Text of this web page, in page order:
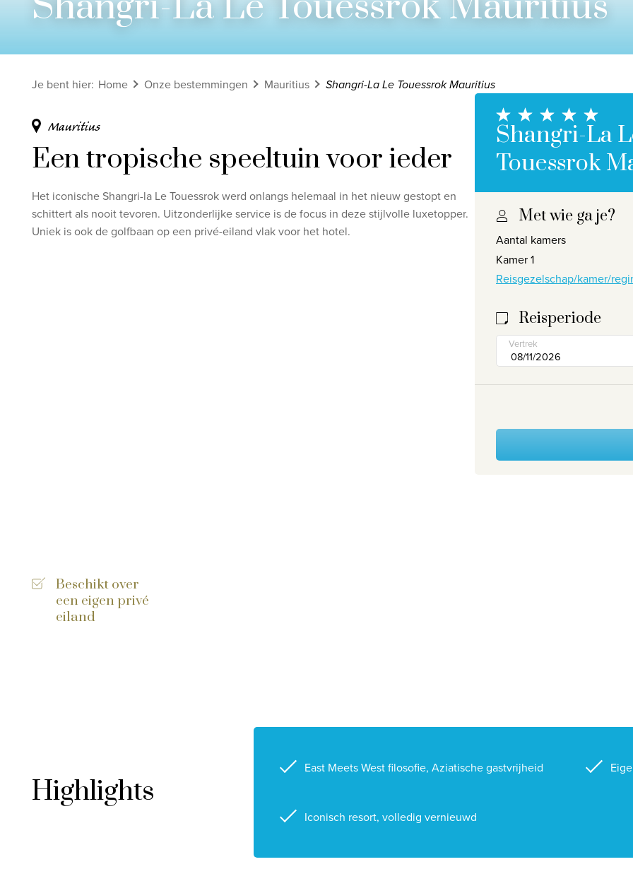
Bekijk alle rondreizen
Ontdek onze thema's
Huwelijksreis
Adults only
Luxury
Bekijk alle thema's
Privacy disclaimer © 2026, Travelworld
Je bent hier: Home Onze bestemmingen Mauritius Shangri-La Le Touessrok Mauritius
Mauritius
Een tropische speeltuin voor ieder
Het iconische Shangri-la Le Touessrok werd onlangs helemaal in het nieuw gestopt en
schittert als nooit tevoren. Uitzonderlijke service is de focus in deze stijlvolle luxetopper.
Uniek is ook de golfbaan op een privé-eiland vlak voor het hotel.
Shangri-La
Touessrok
Met wie ga je?
Aantal kamers
Kamer 1
Reisgezelschap/kamer/
Reisperiode
Vertrek
Beschikt over
een eigen privé
eiland
Highlights
East Meets West filosofie, Aziatische gastvrijheid
Iconisch resort, volledig vernieuwd